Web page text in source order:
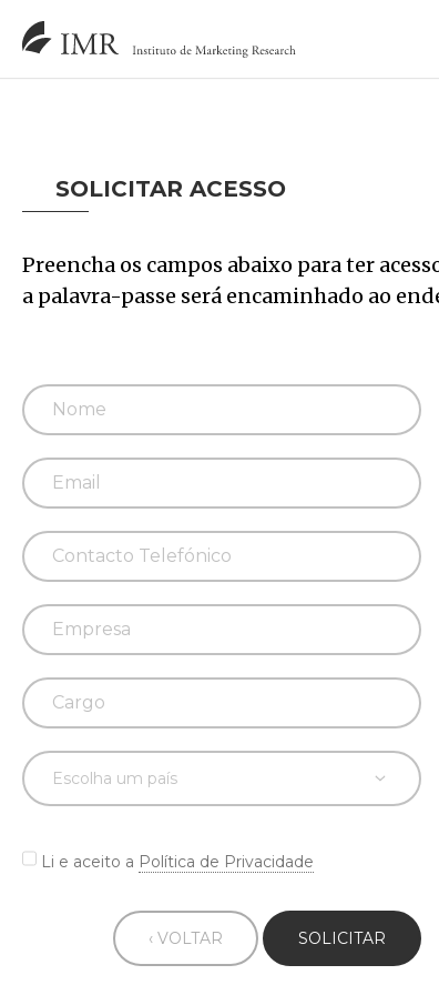
SOLICITAR ACESSO
Preencha os campos abaixo para ter
a palavra-passe será encaminhado ao
Li e aceito a Política de Privacidade
‹ VOLTAR SOLICITAR